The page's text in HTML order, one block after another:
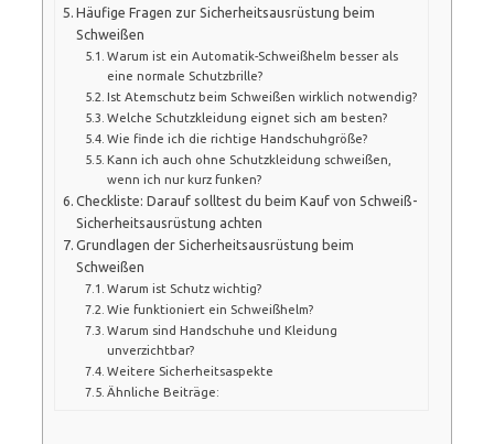
Häufige Fragen zur Sicherheitsausrüstung beim
Schweißen
Warum ist ein Automatik-Schweißhelm besser als
eine normale Schutzbrille?
Ist Atemschutz beim Schweißen wirklich notwendig?
Welche Schutzkleidung eignet sich am besten?
Wie finde ich die richtige Handschuhgröße?
Kann ich auch ohne Schutzkleidung schweißen,
wenn ich nur kurz funken?
Checkliste: Darauf solltest du beim Kauf von Schweiß-
Sicherheitsausrüstung achten
Grundlagen der Sicherheitsausrüstung beim
Schweißen
Warum ist Schutz wichtig?
Wie funktioniert ein Schweißhelm?
Warum sind Handschuhe und Kleidung
unverzichtbar?
Weitere Sicherheitsaspekte
Ähnliche Beiträge: